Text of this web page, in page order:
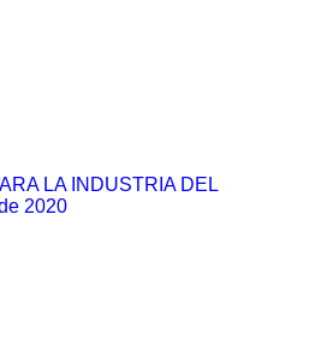
LA INDUSTRIA DEL
2020